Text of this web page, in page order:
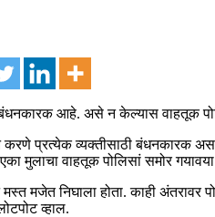
बंधनकारक आहे. असे न केल्यास वाहतूक
व्यक्तीसाठी बंधनकारक असते.
मुलाचा वाहतूक पोलिसां समोर
मजेत निघाला होता. काही अंतरावर
व्हाल.